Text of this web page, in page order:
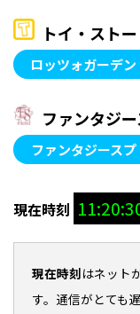
トイ・スト
ロッツォガーデン
ファンタジ
ファンタジースプ
現在時刻
現在時刻はネット
す。通信がとても